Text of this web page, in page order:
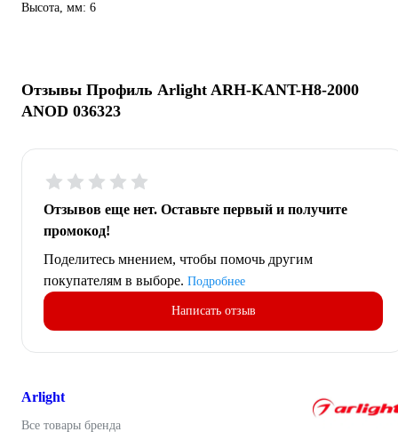
Высота, мм: 6
Отзывы Профиль Arlight ARH-KANT-H8-2000
ANOD 036323
Отзывов еще нет. Оставьте первый и получите
промокод!
Поделитесь мнением, чтобы помочь другим
покупателям в выборе. Подробнее
Написать отзыв
Arlight
Все товары бренда